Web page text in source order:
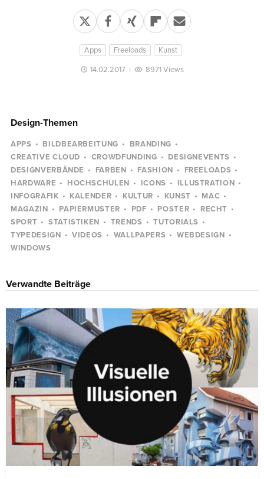
Apps Freeloads Kunst
14.02.2017 | 8971 Views
Design-Themen
APPS BILDBEARBEITUNG
BRANDING
CREATIVE CLOUD
CROWDFUNDING
DESIGNEVENTS
DESIGNVERBÄNDE
FARBEN FASHION
FREELOADS
HARDWARE
HOCHSCHULEN ICONS
ILLUSTRATION
INFOGRAFIK
KALENDER KULTUR KUNST
MAC
MAGAZIN
PAPIERMUSTER PDF POSTER
RECHT
SPORT
STATISTIKEN TRENDS
TUTORIALS
TYPEDESIGN
VIDEOS WALLPAPERS
WEBDESIGN
WINDOWS
Verwandte Beiträge